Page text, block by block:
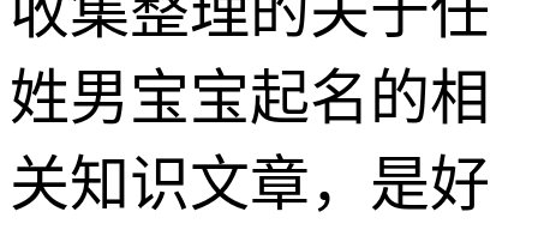
姓男宝宝起名的相
关知识文章，是好